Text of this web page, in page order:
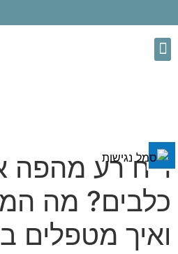
ריח רע מהפה
כלבים? מה
ואיך מטפלים
zoom_out
zoom_in זום (הגדלה)
remove_circle_outline הקטנת גופן
הגדלת גופן
spellcheck גופן קריא